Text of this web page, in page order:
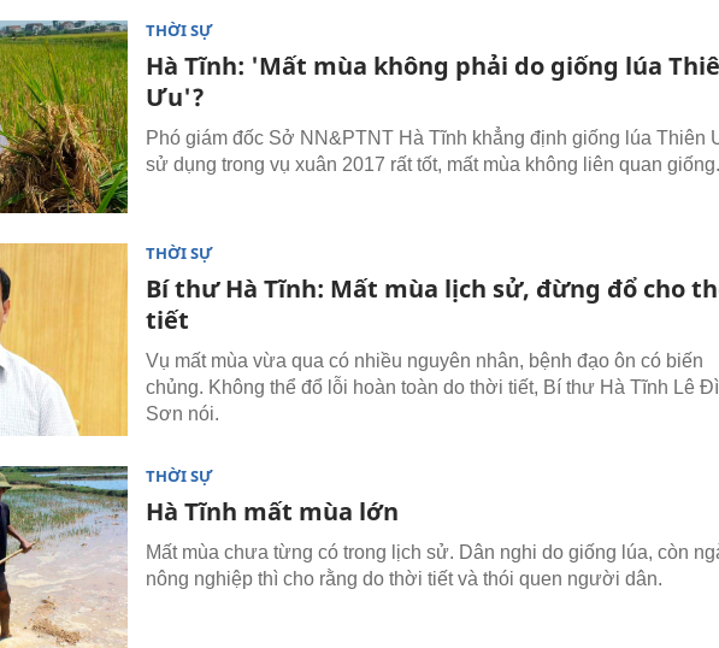
THỜI SỰ
Hà Tĩnh: 'Mất mùa không phải do giống lúa
Ưu'?
Phó giám đốc Sở NN&PTNT Hà Tĩnh khẳng định giống lúa Thiên
sử dụng trong vụ xuân 2017 rất tốt, mất mùa không liên quan giống.
THỜI SỰ
Bí thư Hà Tĩnh: Mất mùa lịch sử, đừng đổ cho
tiết
Vụ mất mùa vừa qua có nhiều nguyên nhân, bệnh đạo ôn có biến
chủng. Không thể đổ lỗi hoàn toàn do thời tiết, Bí thư Hà Tĩnh Lê
Sơn nói.
THỜI SỰ
Hà Tĩnh mất mùa lớn
Mất mùa chưa từng có trong lịch sử. Dân nghi do giống lúa, còn
nông nghiệp thì cho rằng do thời tiết và thói quen người dân.